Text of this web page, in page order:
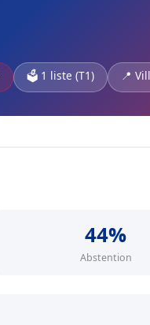
🗳️ 1 liste (T1) 📍
44%
Abstention